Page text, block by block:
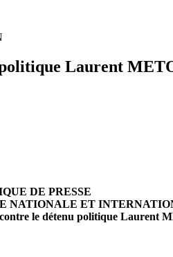
Laurent
DE PRESSE
NATIONALE ET
le détenu politique Laurent